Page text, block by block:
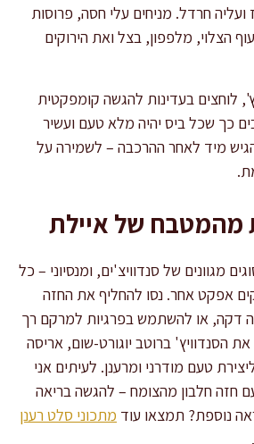
ועליה חרדל. מניחים עלי חסה, פרוסות
הצלוי, מלפפון, בצל ואת הירוקים
לוחצים בעדינות להגשה קומפקטית
כך שכל ביס יהיה מלא טעם ועשיר
מיד לאחר ההרכבה – לשמירה על
מהמטבח של איילת
מגוונים של סנדוויצ'ים, ומנסיוני – כל
אפקט אחר. נסו להחליף את החזה
דקה, או להשתמש בפרגיות למרקם רך
הסנדוויץ' ברוטב יוגורט-שום, אריסה
טעם מודרני ומרענן. לעיתים אני
חזה חלבון מהצומח – להגשה בריאה
נוספת? תמצאו עוד מתכוני סלט רענן